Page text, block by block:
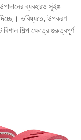
ব্যবহারও সুইঙ
ভবিষ্যতে, উপকরণ
বিশাল শিল্প ক্ষেত্রে গুরুত্বপূর্ণ